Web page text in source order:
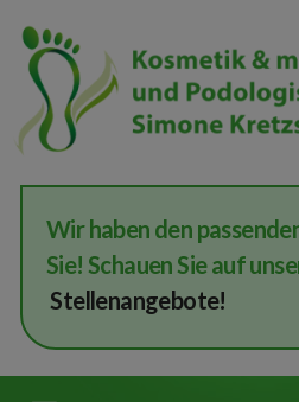
Wir haben den
Sie! Schauen Sie auf
Stellenangebote!